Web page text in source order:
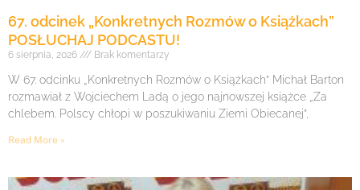
67. odcinek „Konkretnych Rozmów o Książkach”
POSŁUCHAJ PODCASTU!
6 sierpnia, 2026 Brak komentarzy
W 67. odcinku „Konkretnych Rozmów o Książkach” Michał Barton
rozmawiał z Wojciechem Ladą o jego najnowszej książce „Za
chlebem. Polscy chłopi w poszukiwaniu Ziemi Obiecanej”,
Read More »